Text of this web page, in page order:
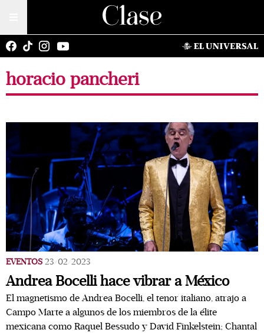
horacio pancheri
EVENTOS 23/02/2023
Andrea Bocelli hace vibrar a México
El magnetismo de Andrea Bocelli, el tenor italiano, atrajo a
Campo Marte a algunos de los miembros de la élite
mexicana como Raquel Bessudo y David Finkelstein; Chantal